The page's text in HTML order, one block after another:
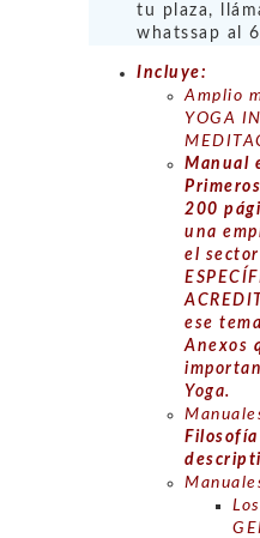
tu plaza,
whatssap al
Incluye:
Amplio
YOGA
Manual
200
u na
el
ese
Anexos
Yoga.
Filosofía
Los